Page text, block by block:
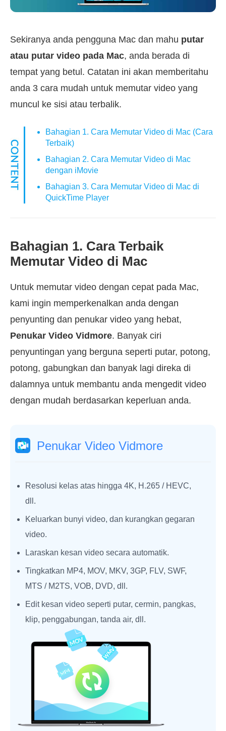
Sekiranya anda pengguna Mac dan mahu putar
atau putar video pada Mac, anda berada di
tempat yang betul. Catatan ini akan memberitahu
anda 3 cara mudah untuk memutar video yang
muncul ke sisi atau terbalik.
Bahagian 1. Cara Memutar Video di Mac (Cara
Terbaik)
Bahagian 2. Cara Memutar Video di Mac
dengan iMovie
Bahagian 3. Cara Memutar Video di Mac di
QuickTime Player
Bahagian 1. Cara Terbaik
Memutar Video di Mac
Untuk memutar video dengan cepat pada Mac,
kami ingin memperkenalkan anda dengan
penyunting dan penukar video yang hebat,
Penukar Video Vidmore. Banyak ciri
penyuntingan yang berguna seperti putar, potong,
potong, gabungkan dan banyak lagi direka di
dalamnya untuk membantu anda mengedit video
dengan mudah berdasarkan keperluan anda.
Penukar Video Vidmore
Resolusi kelas atas hingga 4K, H.265 / HEVC,
dll.
Keluarkan bunyi video, dan kurangkan gegaran
video.
Laraskan kesan video secara automatik.
Tingkatkan MP4, MOV, MKV, 3GP, FLV, SWF,
MTS / M2TS, VOB, DVD, dll.
Edit kesan video seperti putar, cermin, pangkas,
klip, penggabungan, tanda air, dll.